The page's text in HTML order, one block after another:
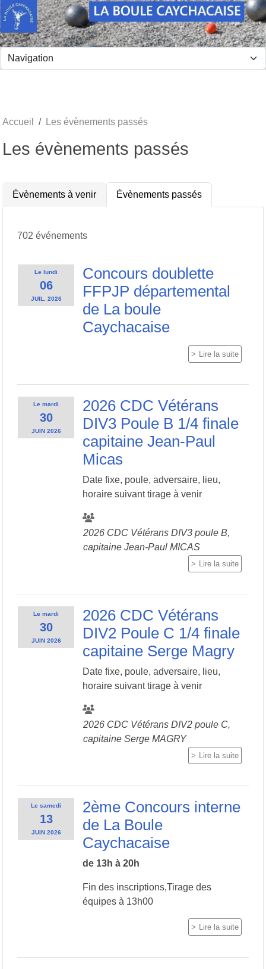
Accueil Les évènements passés
Les évènements passés
Évènements à venir Évènements passés
702 événements
Lelundi
06
JUIL. 2026
Concours doublette
FFPJP départemental
de La boule
Caychacaise
Lire la suite
Lemardi
30
JUIN 2026
2026 CDC Vétérans
DIV3 Poule B 1/4 finale
capitaine Jean-Paul
Micas
Date fixe, poule, adversaire, lieu,
horaire suivant tirage à venir
2026 CDC Vétérans DIV3 poule B,
capitaine Jean-Paul MICAS
Lire la suite
Lemardi
30
JUIN 2026
2026 CDC Vétérans
DIV2 Poule C 1/4 finale
capitaine Serge Magry
Date fixe, poule, adversaire, lieu,
horaire suivant tirage à venir
2026 CDC Vétérans DIV2 poule C,
capitaine Serge MAGRY
Lire la suite
Lesamedi
13
JUIN 2026
2ème Concours interne
de La Boule
Caychacaise
de 13h à 20h
Fin des inscriptions,Tirage des
équipes à 13h00
Lire la suite
Panneau de gestion des cookies